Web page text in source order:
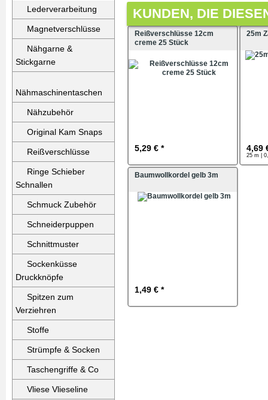
Lederverarbeitung
Magnetverschlüsse
Nähgarne &
Stickgarne
Nähmaschinentaschen
Nähzubehör
Original Kam Snaps
Reißverschlüsse
Ringe Schieber
Schnallen
Schmuck Zubehör
Schneiderpuppen
Schnittmuster
Sockenküsse
Druckknöpfe
Spitzen zum
Verziehren
Stoffe
Strümpfe & Socken
Taschengriffe & Co
Vliese Vlieseline
KUNDEN, DIE
Reißverschlüsse 12cm
creme 25 Stück
5,29 € *
25m
4,69
25 m |
Baumwollkordel gelb 3m
1,49 € *